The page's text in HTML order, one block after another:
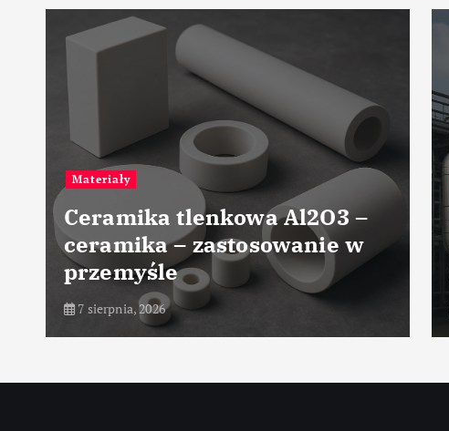
Materiały
Ceramika tlenkowa Al2O3 –
ceramika – zastosowanie w
przemyśle
7 sierpnia, 2026